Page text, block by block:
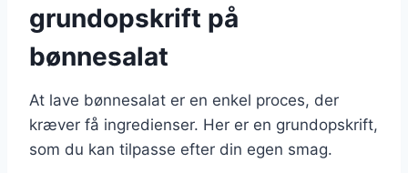
grundopskrift på
bønnesalat
At lave bønnesalat er en enkel proces, der
kræver få ingredienser. Her er en grundopskrift,
som du kan tilpasse efter din egen smag.